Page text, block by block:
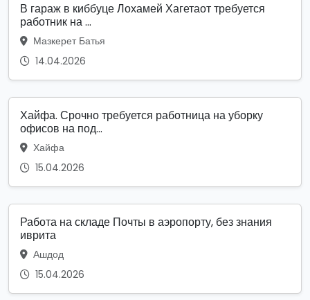
В гараж в киббуце Лохамей Хагетаот требуется
работник на ...
Мазкерет Батья
14.04.2026
Хайфа. Срочно требуется работница на уборку
офисов на под...
Хайфа
15.04.2026
Работа на складе Почты в аэропорту, без знания
иврита
Ашдод
15.04.2026